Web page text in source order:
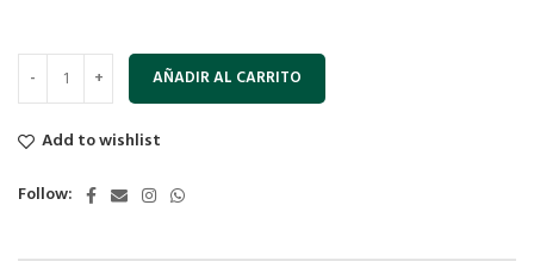
AÑADIR AL CARRITO
Add to wishlist
Follow: